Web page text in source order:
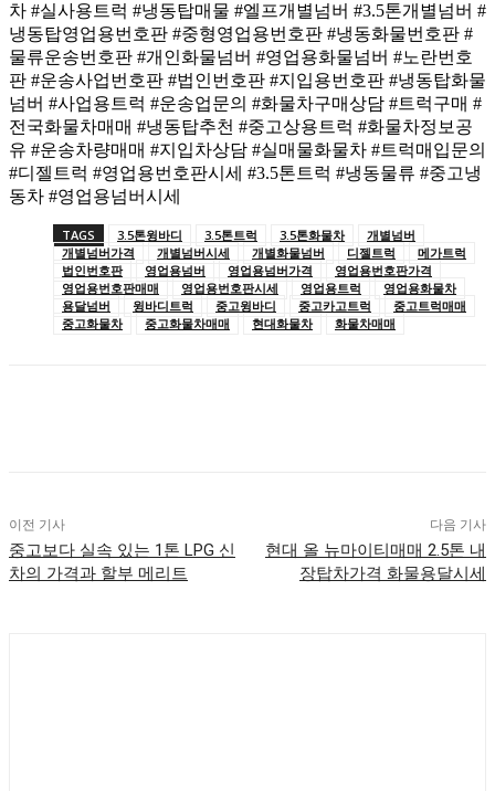
차 #실사용트럭 #냉동탑매물 #엘프개별넘버 #3.5톤개별넘버 #
냉동탑영업용번호판 #중형영업용번호판 #냉동화물번호판 #
물류운송번호판 #개인화물넘버 #영업용화물넘버 #노란번호
판 #운송사업번호판 #법인번호판 #지입용번호판 #냉동탑화물
넘버 #사업용트럭 #운송업문의 #화물차구매상담 #트럭구매 #
전국화물차매매 #냉동탑추천 #중고상용트럭 #화물차정보공
유 #운송차량매매 #지입차상담 #실매물화물차 #트럭매입문의
#디젤트럭 #영업용번호판시세 #3.5톤트럭 #냉동물류 #중고냉
동차 #영업용넘버시세
TAGS 3.5톤윙바디 3.5톤트럭 3.5톤화물차
개별넘버
개별넘버가격
개별넘버시세 개별화물넘버 디젤트럭
메가트럭
법인번호판
영업용넘버 영업용넘버가격
영업용번호판가격
영업용번호판매매
영업용번호판시세 영업용트럭
영업용화물차
용달넘버
윙바디트럭 중고윙바디 중고카고트럭
중고트럭매매
중고화물차
중고화물차매매 현대화물차 화물차매매
이전 기사
중고보다 실속 있는 1톤 LPG 신
차의 가격과 할부 메리트
다음 기사
현대 올 뉴마이티매매 2.5톤 내
장탑차가격 화물용달시세